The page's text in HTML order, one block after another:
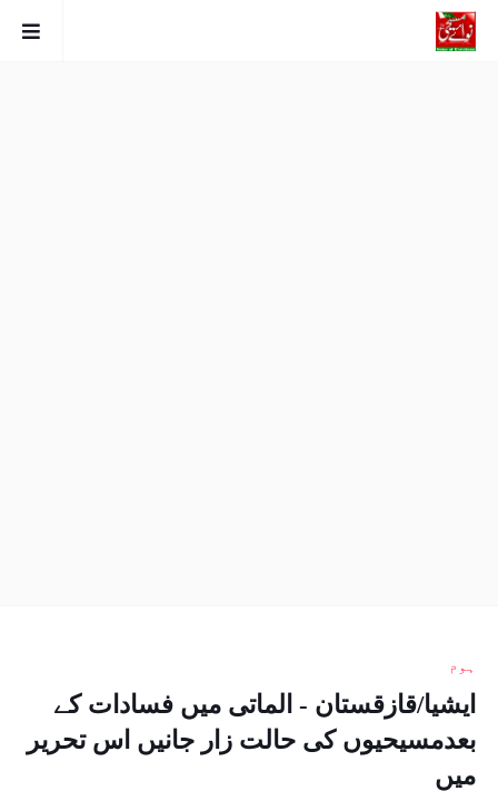
ہوم
ایشیا/قازقستان - الماتی میں فسادات کے
بعدمسیحیوں کی حالت زار جانیں اس تحریر
میں